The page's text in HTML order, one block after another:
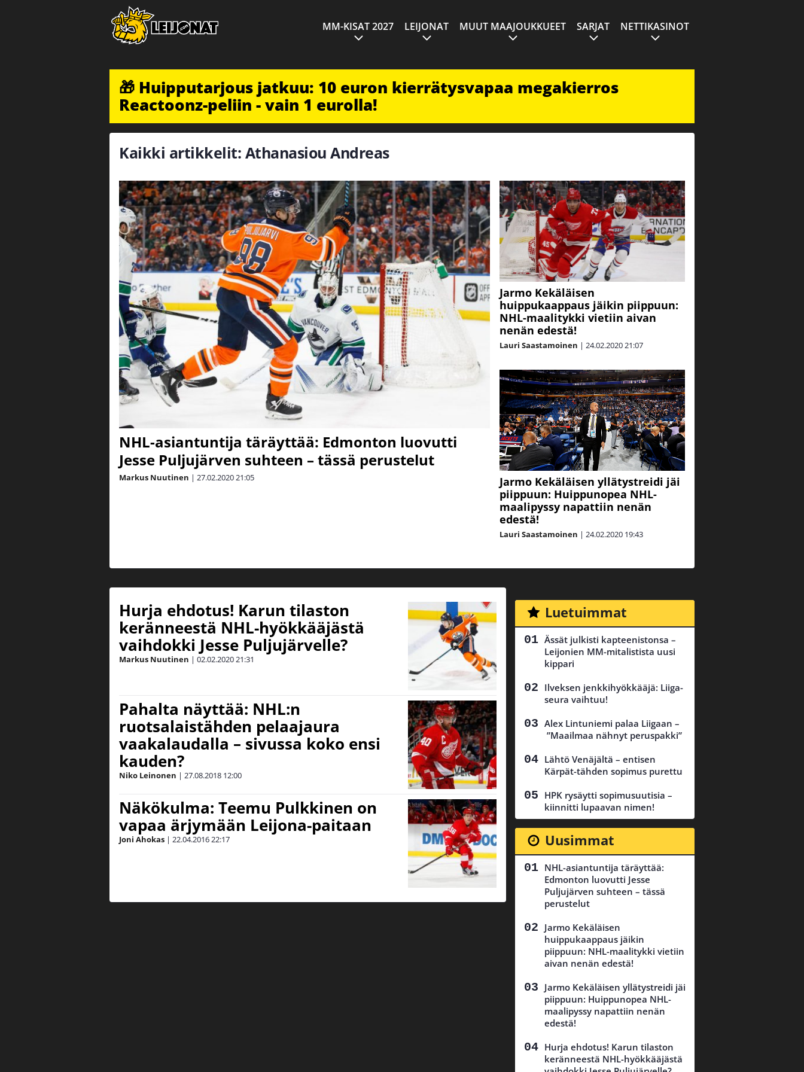
MM-KISAT 2027 LEIJONAT MUUT MAAJOUKKUEET SARJAT NETTIKASINOT
🎁 Huipputarjous jatkuu: 10 euron kierrätysvapaa megakierros
Reactoonz-peliin - vain 1 eurolla!
Kaikki artikkelit: Athanasiou Andreas
NHL-asiantuntija täräyttää: Edmonton luovutti
Jesse Puljujärven suhteen – tässä perustelut
Markus Nuutinen | 27.02.202021:05
Jarmo Kekäläisen
huippukaappaus jäikin piippuun:
NHL-maalitykki vietiin aivan
nenän edestä!
Lauri Saastamoinen | 24.02.202021:07
Jarmo Kekäläisen yllätystreidi jäi
piippuun: Huippunopea NHL-
maalipyssy napattiin nenän
edestä!
Lauri Saastamoinen | 24.02.2020 19:43
Hurja ehdotus! Karun tilaston
keränneestä NHL-hyökkääjästä
vaihdokki Jesse Puljujärvelle?
Markus Nuutinen | 02.02.202021:31
Pahalta näyttää: NHL:n
ruotsalaistähden pelaajaura
vaakalaudalla – sivussa koko ensi
kauden?
Niko Leinonen | 27.08.2018 12:00
Näkökulma: Teemu Pulkkinen on
vapaa ärjymään Leijona-paitaan
Joni Ahokas | 22.04.201622:17
Luetuimmat
Ässät julkisti kapteenistonsa –
Leijonien MM-mitalistista uusi
kippari
Ilveksen jenkkihyökkääjä: Liiga-
seura vaihtuu!
Alex Lintuniemi palaa Liigaan –
”Maailmaa nähnyt peruspakki”
Lähtö Venäjältä – entisen
Kärpät-tähden sopimus purettu
HPK rysäytti sopimusuutisia –
kiinnitti lupaavan nimen!
Uusimmat
NHL-asiantuntija täräyttää:
Edmonton luovutti Jesse
Puljujärven suhteen – tässä
perustelut
Jarmo Kekäläisen
huippukaappaus jäikin
piippuun: NHL-maalitykki vietiin
aivan nenän edestä!
Jarmo Kekäläisen yllätystreidi jäi
piippuun: Huippunopea NHL-
maalipyssy napattiin nenän
edestä!
Hurja ehdotus! Karun tilaston
keränneestä NHL-hyökkääjästä